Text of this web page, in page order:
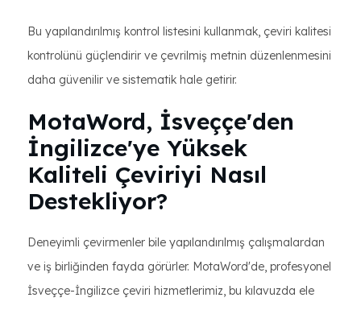
Bu yapılandırılmış kontrol listesini kullanmak, çeviri kalitesi
kontrolünü güçlendirir ve çevrilmiş metnin düzenlenmesini
daha güvenilir ve sistematik hale getirir.
MotaWord, İsveççe'den
İngilizce'ye Yüksek
Kaliteli Çeviriyi Nasıl
Destekliyor?
Deneyimli çevirmenler bile yapılandırılmış çalışmalardan
ve iş birliğinden fayda görürler. MotaWord'de, profesyonel
İsveççe-İngilizce çeviri hizmetlerimiz, bu kılavuzda ele